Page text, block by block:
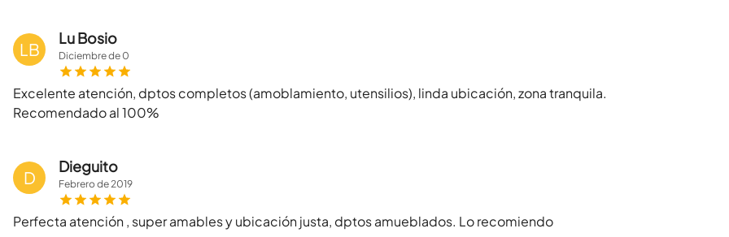
LB
Lu Bosio
Diciembrede 0
Excelente atención, dptos completos (amoblamiento, utensilios), linda ubicación, zona tranquila.
Recomendado al 100%
D
Dieguito
Febrerode2019
Perfecta atención , super amables y ubicación justa, dptos amueblados. Lo recomiendo